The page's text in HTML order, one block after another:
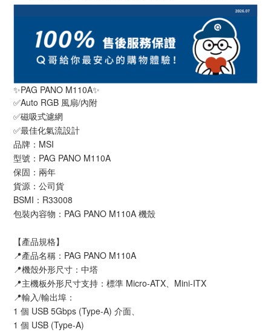
✨PAG PANO M110A✨
✅Auto RGB 風扇/內附
✅磁吸式濾網
✅最佳化氣流設計
品牌：MSI
型號：PAG PANO M110A
保固：兩年
貨源：公司貨
BSMI：R33008
包裝內容物：PAG PANO M110A 機殼
【產品規格】
📍產品名稱：PAG PANO M110A
📍機殼外形尺寸：中塔
📍主機板外形尺寸支持：標準 Micro-ATX、Mini-ITX
📍輸入/輸出埠：
1 個 USB 5Gbps (Type-A) 介面、
1 個 USB (Type-A)